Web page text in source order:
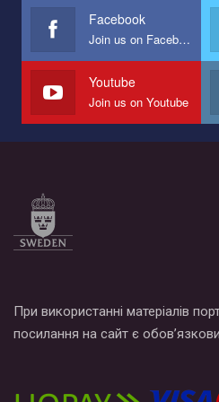
представляющий программу
Мы просим вас поддержать нас
наш план по борьбе с насилием и
СОГИ в Украине.
Все, что вам нужно сделать -
по этой ссылке и поставить лайк
Facebook
Join us on Facebook
Youtube
Join us on Youtube
При використанні матеріалів
посилання на сайт є